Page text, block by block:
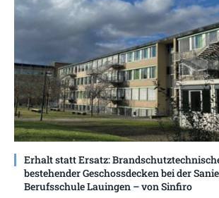
Erhalt statt Ersatz:
bestehender Geschossdecken bei der
Berufsschule Lauingen – von Sinfiro